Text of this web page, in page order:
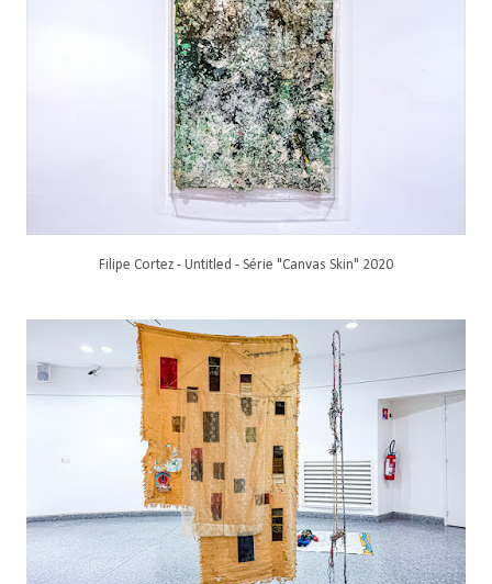
Filipe Cortez - Untitled - Série "Canvas Skin" 2020